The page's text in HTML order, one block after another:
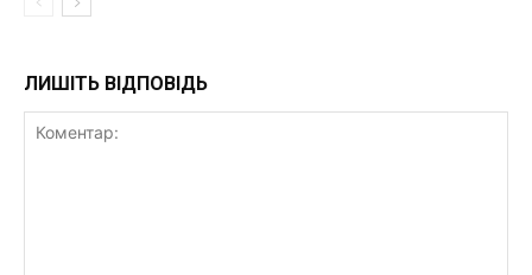
ЛИШІТЬ ВІДПОВІДЬ